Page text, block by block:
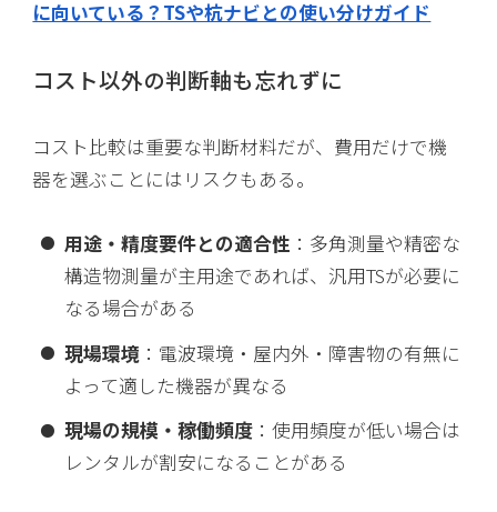
に向いている？TSや杭ナビとの使い分けガイド
コスト以外の判断軸も忘れずに
コスト比較は重要な判断材料だが、費用だけで機
器を選ぶことにはリスクもある。
用途・精度要件との適合性 ：多角測量や精密な
構造物測量が主用途であれば、汎用TSが必要に
なる場合がある
現場環境 ：電波環境・屋内外・障害物の有無に
よって適した機器が異なる
現場の規模・稼働頻度：使用頻度が低い場合は
レンタルが割安になることがある